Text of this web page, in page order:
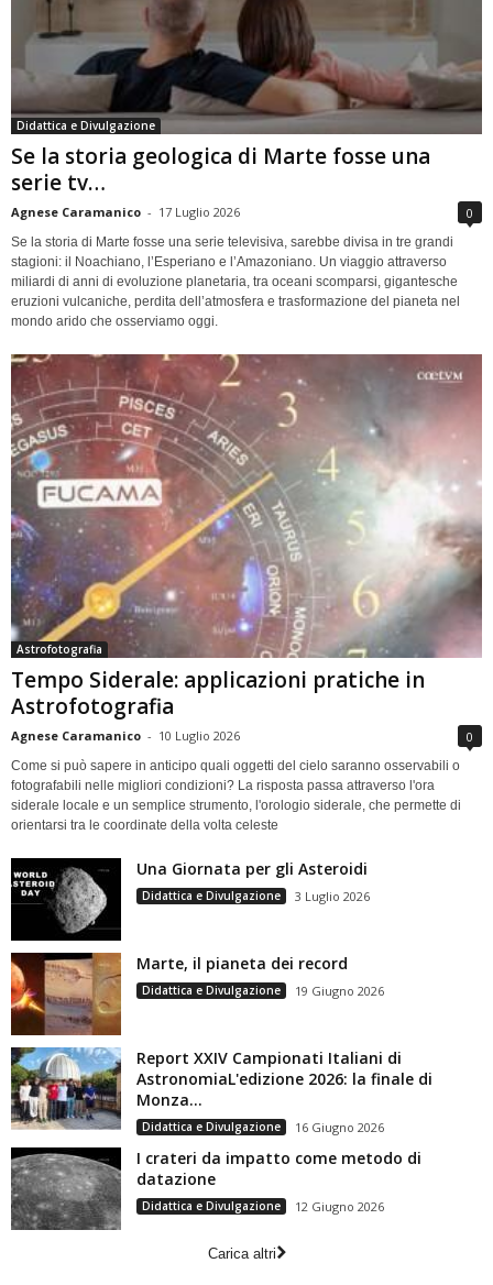
Didattica e Divulgazione
Se la storia geologica di Marte fosse una
serie tv…
Agnese Caramanico - 17 Luglio 2026 0
Se la storia di Marte fosse una serie televisiva, sarebbe divisa in tre grandi
stagioni: il Noachiano, l’Esperiano e l’Amazoniano. Un viaggio attraverso
miliardi di anni di evoluzione planetaria, tra oceani scomparsi, gigantesche
eruzioni vulcaniche, perdita dell’atmosfera e trasformazione del pianeta nel
mondo arido che osserviamo oggi.
Astrofotografia
Tempo Siderale: applicazioni pratiche in
Astrofotografia
Agnese Caramanico - 10 Luglio 2026 0
Come si può sapere in anticipo quali oggetti del cielo saranno osservabili o
fotografabili nelle migliori condizioni? La risposta passa attraverso l'ora
siderale locale e un semplice strumento, l'orologio siderale, che permette di
orientarsi tra le coordinate della volta celeste
Una Giornata per gli Asteroidi
Didattica e Divulgazione 3 Luglio 2026
Marte, il pianeta dei record
Didattica e Divulgazione 19 Giugno 2026
Report XXIV Campionati Italiani di
AstronomiaL'edizione 2026: la finale di
Monza...
Didattica e Divulgazione 16 Giugno 2026
I crateri da impatto come metodo di
datazione
Didattica e Divulgazione 12 Giugno 2026
Carica altri